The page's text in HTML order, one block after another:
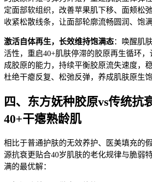
定面部软组织，改善苹果肌下移、面颊松
收紧松散线条，让面部轮廓流畅圆润、饱满
激活自体再生，长效维持饱满态：唤醒肌
活性，重启40+肌肤停滞的胶原再生循环
成胶原的能力，持续平衡胶原流失速度，
杜绝干瘪反复、松弛反弹，养成肌肤原生饱
四、东方妩种胶原vs传统抗
40+干瘪熟龄肌
相比于普通护肤的无效养护、医美填充的
源抗衰更贴合40岁肌肤的老化规律与脆弱
满的最优解：